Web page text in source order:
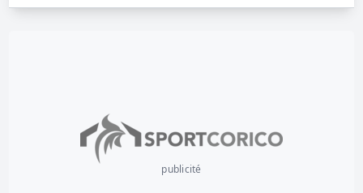
publicité